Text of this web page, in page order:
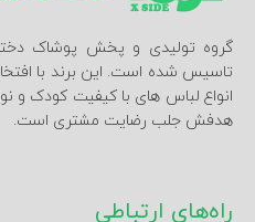
تاسیس شده است. این برند با
انواع لباس های با کیفیت کودک و
هدفش جلب رضایت مشتری است.
راه‌های ارتباطی